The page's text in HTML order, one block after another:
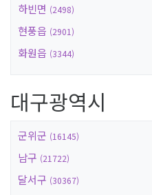
하빈면 (2498)
현풍읍 (2901)
화원읍 (3344)
대구광역시
군위군 (16145)
남구 (21722)
달서구 (30367)